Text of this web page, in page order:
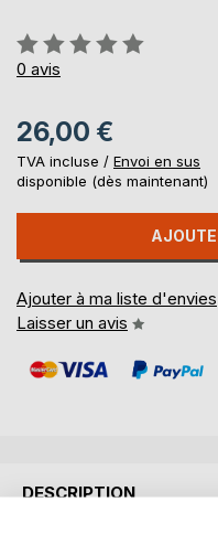
Évaluation:
0%
0 avis
26,00 €
TVA incluse / Envoi en sus
disponible (dès maintenant)
Ajouter à ma liste d'envies
Laisser un avis
DESCRIPTION